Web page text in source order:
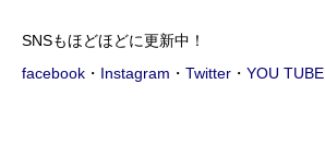
SNSもほどほどに更新中！
facebook ・ Instagram ・ Twitter ・ YOU TUBE